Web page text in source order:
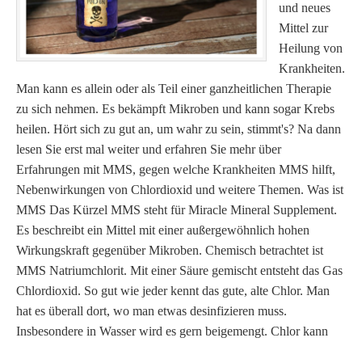
und neues
Mittel zur
Heilung von
Krankheiten.
Man kann es allein oder als Teil einer ganzheitlichen Therapie
zu sich nehmen. Es bekämpft Mikroben und kann sogar Krebs
heilen. Hört sich zu gut an, um wahr zu sein, stimmt's? Na dann
lesen Sie erst mal weiter und erfahren Sie mehr über
Erfahrungen mit MMS, gegen welche Krankheiten MMS hilft,
Nebenwirkungen von Chlordioxid und weitere Themen. Was ist
MMS Das Kürzel MMS steht für Miracle Mineral Supplement.
Es beschreibt ein Mittel mit einer außergewöhnlich hohen
Wirkungskraft gegenüber Mikroben. Chemisch betrachtet ist
MMS Natriumchlorit. Mit einer Säure gemischt entsteht das Gas
Chlordioxid. So gut wie jeder kennt das gute, alte Chlor. Man
hat es überall dort, wo man etwas desinfizieren muss.
Insbesondere in Wasser wird es gern beigemengt. Chlor kann